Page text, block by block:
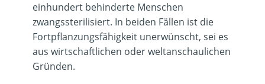
einhundert behinderte Menschen
zwangssterilisiert. In beiden Fällen ist die
Fortpflanzungsfähigkeit unerwünscht, sei es
aus wirtschaftlichen oder weltanschaulichen
Gründen.